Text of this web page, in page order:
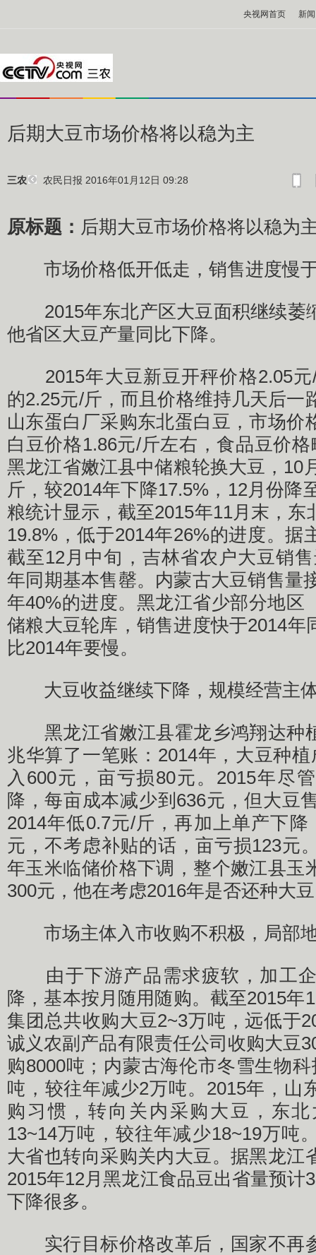
央视网首页 新闻
后期大豆市场价格将以稳为主
三农 农民日报 2016年01月12日 09:28
原标题： 后期大豆市场价格将以稳为
市场价格低开低走，销售进度慢
2015年东北产区大豆面积继续萎
他省区大豆产量同比下降。
2015年大豆新豆开秤价格2.05元/
的2.25元/斤，而且价格维持几天后一
山东蛋白厂采购东北蛋白豆，市场价
白豆价格1.86元/斤左右，食品豆价
黑龙江省嫩江县中储粮轮换大豆，10
斤，较2014年下降17.5%，12月份降
粮统计显示，截至2015年11月末，东
19.8%，低于2014年26%的进度。据
截至12月中旬，吉林省农户大豆销
年同期基本售罄。内蒙古大豆销售量
年40%的进度。黑龙江省少部分地区
储粮大豆轮库，销售进度快于2014年
比2014年要慢。
大豆收益继续下降，规模经营主
黑龙江省嫩江县霍龙乡鸿翔达种
兆华算了一笔账：2014年，大豆种
入600元，亩亏损80元。2015年尽
降，每亩成本减少到636元，但大豆
2014年低0.7元/斤，再加上单产下
元，不考虑补贴的话，亩亏损123元
年玉米临储价格下调，整个嫩江县玉
300元，他在考虑2016年是否还种大
市场主体入市收购不积极，局部地
由于下游产品需求疲软，加工企
降，基本按月随用随购。截至2015年
集团总共收购大豆2~3万吨，远低于
诚义农副产品有限责任公司收购大豆
购8000吨；内蒙古海伦市冬雪生物
吨，较往年减少2万吨。2015年，山
购习惯，转向关内采购大豆，东
13~14万吨，较往年减少18~19万吨
大省也转向采购关内大豆。据黑龙江
2015年12月黑龙江食品豆出省量预计
下降很多。
实行目标价格改革后，国家不再